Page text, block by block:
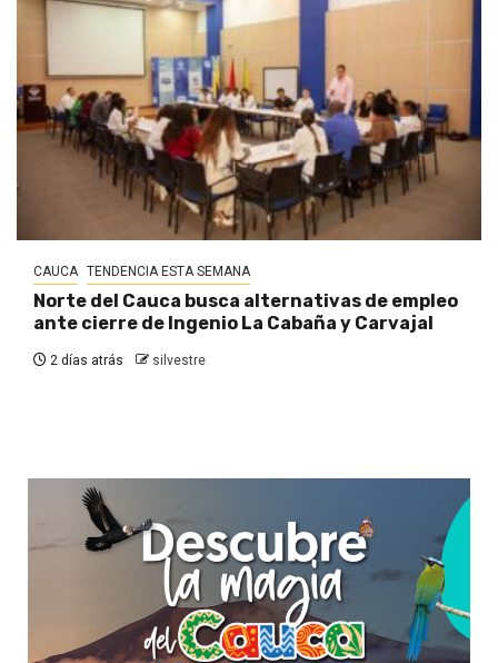
CAUCA TENDENCIA ESTA SEMANA
Norte del Cauca busca alternativas de empleo
ante cierre de Ingenio La Cabaña y Carvajal
2 días atrás silvestre